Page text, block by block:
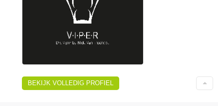
BEKIJK VOLLEDIG PROFIEL